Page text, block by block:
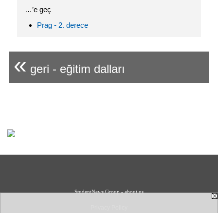
…’e geç
Prag - 2. derece
« geri - eğitim dalları
StudentNews Group - about us